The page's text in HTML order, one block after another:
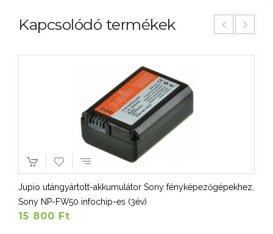
Kapcsolódó termékek
Jupio utángyártott-akkumulátor Sony fényképezőgépekhez,
Sony NP-FW50 infochip-es (3év)
15 800 Ft